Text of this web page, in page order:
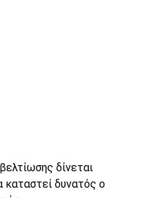
δίνεται
καταστεί δυνατός ο